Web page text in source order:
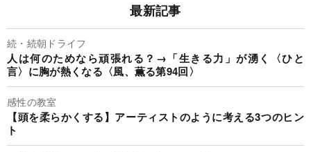
最新記事
続・続朝ドライフ
人は何のためなら頑張れる？→「生きる力」が湧く〈ひと
言〉に胸が熱くなる〈風、薫る第94回〉
感性の教室
【頭を柔らかくする】アーティストのように考える3つのヒン
ト